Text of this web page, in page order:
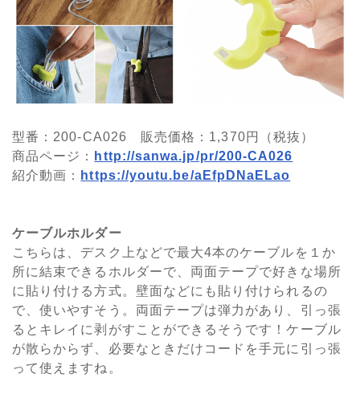
型番：200-CA026 販売価格：1,370円（税抜）
商品ページ：
http://sanwa.jp/pr/200-CA026
紹介動画：
https://youtu.be/aEfpDNaELao
ケーブルホルダー
こちらは、デスク上などで最大4本のケーブルを１か
所に結束できるホルダーで、両面テープで好きな場所
に貼り付ける方式。壁面などにも貼り付けられるの
で、使いやすそう。両面テープは弾力があり、引っ張
るとキレイに剥がすことができるそうです！ケーブル
が散らからず、必要なときだけコードを手元に引っ張
って使えますね。